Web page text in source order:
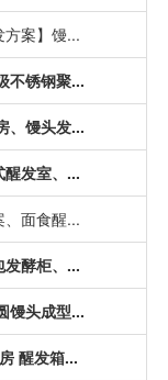
方案】馒...
不锈钢聚...
、馒头发...
醒发室、...
面食醒...
酵柜、...
馒头成型...
醒发箱...